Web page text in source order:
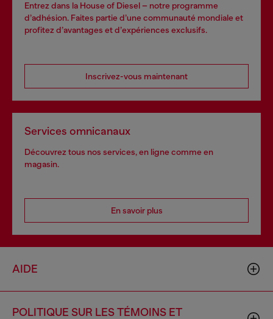
Entrez dans la House of Diesel – notre programme
d’adhésion. Faites partie d’une communauté mondiale et
profitez d’avantages et d’expériences exclusifs.
Inscrivez-vous maintenant
Services omnicanaux
Découvrez tous nos services, en ligne comme en
magasin.
En savoir plus
AIDE
POLITIQUE SUR LES TÉMOINS ET